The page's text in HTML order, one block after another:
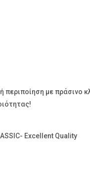
με πράσινο
Excellent Quality